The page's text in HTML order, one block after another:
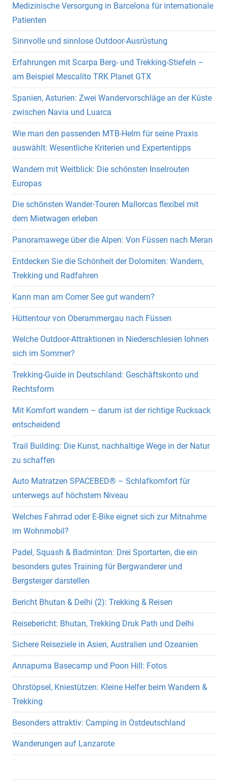
Medizinische Versorgung in Barcelona für internationale
Patienten
Sinnvolle und sinnlose Outdoor-Ausrüstung
Erfahrungen mit Scarpa Berg- und Trekking-Stiefeln –
am Beispiel Mescalito TRK Planet GTX
Spanien, Asturien: Zwei Wandervorschläge an der Küste
zwischen Navia und Luarca
Wie man den passenden MTB-Helm für seine Praxis
auswählt: Wesentliche Kriterien und Expertentipps
Wandern mit Weitblick: Die schönsten Inselrouten
Europas
Die schönsten Wander-Touren Mallorcas flexibel mit
dem Mietwagen erleben
Panoramawege über die Alpen: Von Füssen nach Meran
Entdecken Sie die Schönheit der Dolomiten: Wandern,
Trekking und Radfahren
Kann man am Comer See gut wandern?
Hüttentour von Oberammergau nach Füssen
Welche Outdoor-Attraktionen in Niederschlesien lohnen
sich im Sommer?
Trekking-Guide in Deutschland: Geschäftskonto und
Rechtsform
Mit Komfort wandern – darum ist der richtige Rucksack
entscheidend
Trail Building: Die Kunst, nachhaltige Wege in der Natur
zu schaffen
Auto Matratzen SPACEBED® – Schlafkomfort für
unterwegs auf höchstem Niveau
Welches Fahrrad oder E-Bike eignet sich zur Mitnahme
im Wohnmobil?
Padel, Squash & Badminton: Drei Sportarten, die ein
besonders gutes Training für Bergwanderer und
Bergsteiger darstellen
Bericht Bhutan & Delhi (2): Trekking & Reisen
Reisebericht: Bhutan, Trekking Druk Path und Delhi
Sichere Reiseziele in Asien, Australien und Ozeanien
Annapurna Basecamp und Poon Hill: Fotos
Ohrstöpsel, Kniestützen: Kleine Helfer beim Wandern &
Trekking
Besonders attraktiv: Camping in Ostdeutschland
Wanderungen auf Lanzarote